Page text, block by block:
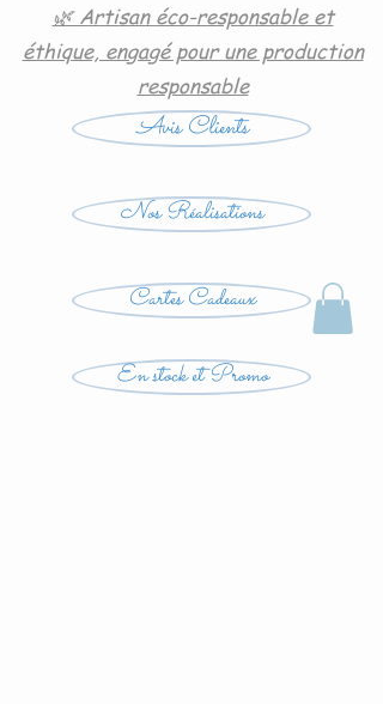
🌿 Artisan éco-responsable et
éthique, engagé pour une production
responsable
Avis Clients
Nos Réalisations
Cartes Cadeaux
En stock et Promo